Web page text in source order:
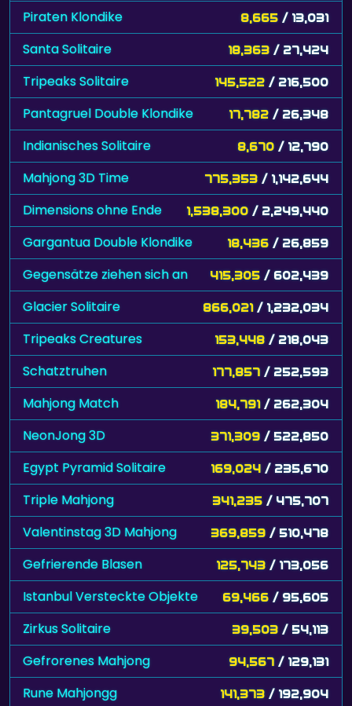
Piraten Klondike 8,665 / 13,031
Santa Solitaire 18,363 / 27,424
Tripeaks Solitaire 145,522 / 216,500
Pantagruel Double Klondike 17,782 / 26,348
Indianisches Solitaire 8,670 / 12,790
Mahjong 3D Time 775,353 / 1,142,644
Dimensions ohne Ende 1,538,300 / 2,249,440
Gargantua Double Klondike 18,436 / 26,859
Gegensätze ziehen sich an 415,305 / 602,439
Glacier Solitaire 866,021 / 1,232,034
Tripeaks Creatures 153,448 / 218,043
Schatztruhen 177,857 / 252,593
Mahjong Match 184,791 / 262,304
NeonJong 3D 371,309 / 522,850
Egypt Pyramid Solitaire 169,024 / 235,670
Triple Mahjong 341,235 / 475,707
Valentinstag 3D Mahjong 369,859 / 510,478
Gefrierende Blasen 125,743 / 173,056
Istanbul Versteckte Objekte 69,466 / 95,605
Zirkus Solitaire 39,503 / 54,113
Gefrorenes Mahjong 94,567 / 129,131
Rune Mahjongg 141,373 / 192,904